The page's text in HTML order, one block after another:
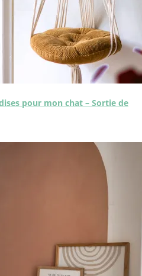
pour mon chat – Sortie de